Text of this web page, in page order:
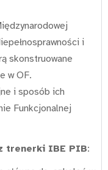
i
skonstruowane
w OF.
i sposób ich
Funkcjonalnej
trenerki IBE PIB: